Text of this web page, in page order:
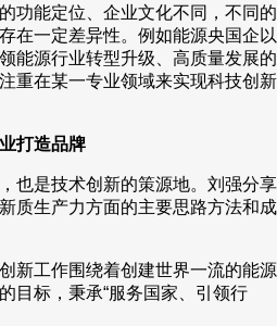
功能定位、企业文化不同，不同的
在一定差异性。例如能源央国企以
能源行业转型升级、高质量发展的
重在某一专业领域来实现科技创新
打造品牌
也是技术创新的策源地。刘强分享
质生产力方面的主要思路方法和成
新工作围绕着创建世界一流的能源
目标，秉承“服务国家、引领行